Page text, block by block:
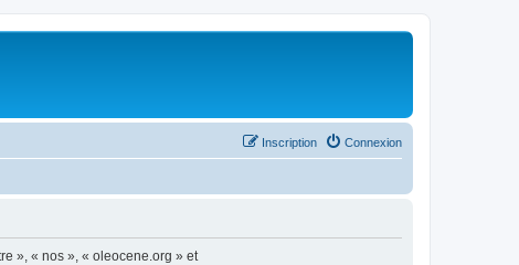
Connexion
Inscription
», « nos », « oleocene.org » et